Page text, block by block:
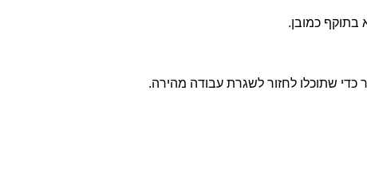
כמובן.
כדי שתוכלו לחזור לשגרת עבודה מהירה.